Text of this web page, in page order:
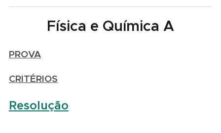
Física e Química A
PROVA
CRITÉRIOS
Resolução